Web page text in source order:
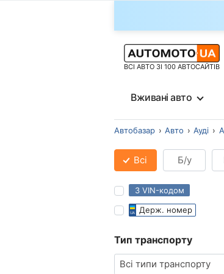
ВСІ АВТО ЗІ 100 АВТОСАЙТІВ
Вживані авто
Автобазар Авто Ауді
Всі Б/у
З VIN-кодом
Держ. номер
Тип транспорту
Всі типи транспорту